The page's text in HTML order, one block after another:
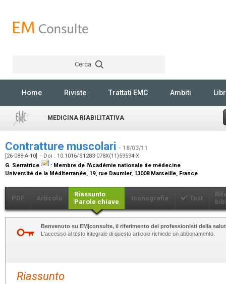
Cerca
Home Riviste Trattati EMC Ambiti
MEDICINA RIABILITATIVA
Contratture muscolari - 18/03/11
[26-088-A-10] - Doi : 10.1016/S1283-078X(11)59594-X
G. Serratrice
: Membre de l'Académie nationale de médecine
Université de la Méditerranée, 19, rue Daumier, 13008 Marseille, France
PDF Articolo
Riassunto
Parole chiave
Iconografia Test
Benvenuto su EM|consulte, il riferimento dei professionisti della
L'accesso al testo integrale di questo articolo richiede un abbonamento.
Riassunto